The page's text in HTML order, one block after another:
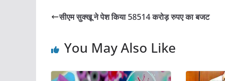
सीएम सुक्खू ने पेश किया 58514 करोड़ रुपए का बजट
You May Also Like